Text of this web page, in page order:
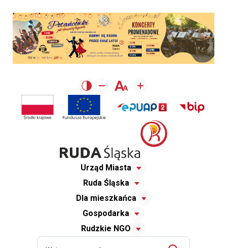
Urząd Miasta
Ruda Śląska
Dla mieszkańca
Gospodarka
Rudzkie NGO